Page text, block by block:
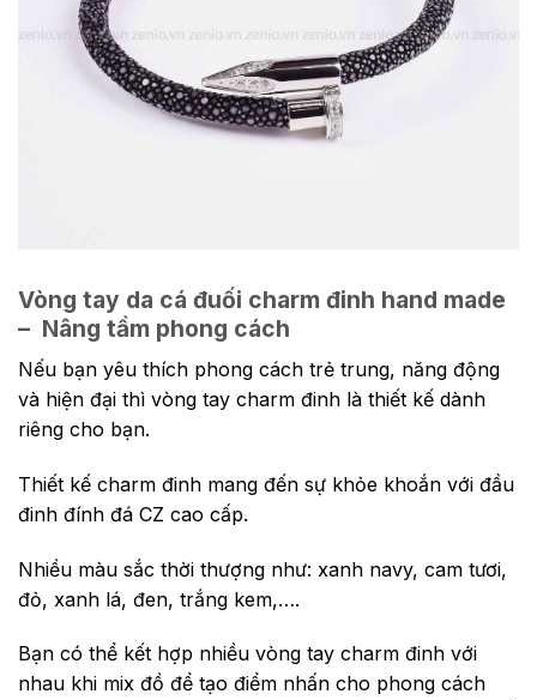
Vòng tay da cá đuối charm đinh hand made
– Nâng tầm phong cách
Nếu bạn yêu thích phong cách trẻ trung, năng động
và hiện đại thì vòng tay charm đinh là thiết kế dành
riêng cho bạn.
Thiết kế charm đinh mang đến sự khỏe khoắn với đầu
đinh đính đá CZ cao cấp.
Nhiều màu sắc thời thượng như: xanh navy, cam tươi,
đỏ, xanh lá, đen, trắng kem,….
Bạn có thể kết hợp nhiều vòng tay charm đinh với
nhau khi mix đồ để tạo điểm nhấn cho phong cách